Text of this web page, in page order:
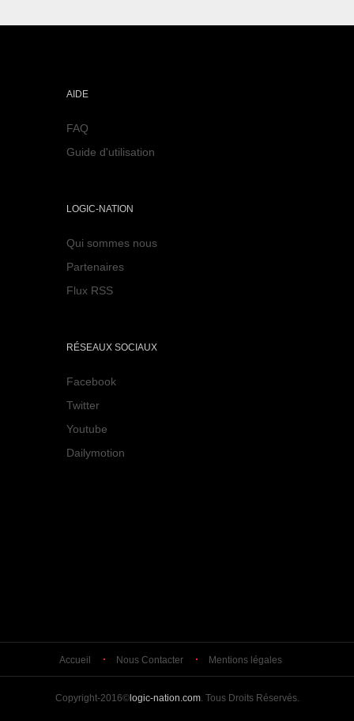
AIDE
FAQ
Guide d'utilisation
LOGIC-NATION
Qui sommes nous
Partenaires
Flux RSS
RÉSEAUX SOCIAUX
Facebook
Twitter
Youtube
Dailymotion
Accueil Nous Contacter Mentions légales
Copyright-2016©logic-nation.com. Tous Droits Réservés.